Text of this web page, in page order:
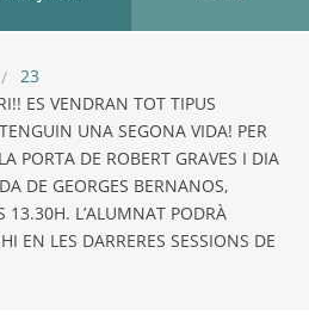
23
ES VENDRAN TOT TIPUS
UNA SEGONA VIDA! PER
PORTA DE ROBERT GRAVES I DIA
DE GEORGES BERNANOS,
13.30H. L’ALUMNAT PODRÀ
EN LES DARRERES SESSIONS DE